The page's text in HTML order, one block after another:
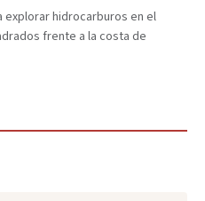
explorar hidrocarburos en el
frente a la costa de